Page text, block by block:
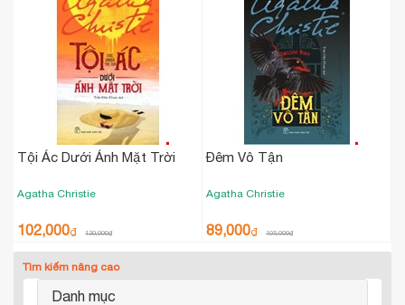
Tội Ác Dưới Ánh Mặt Trời
Agatha Christie
102,000₫ 120,000₫
Đêm Vô Tận
Agatha Christie
89,000₫ 105,000₫
Tìm kiếm nâng cao
Danh mục